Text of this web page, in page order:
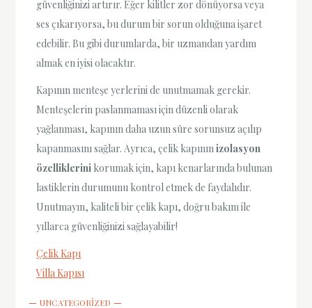
güvenliğinizi artırır. Eğer kilitler zor dönüyorsa veya
ses çıkarıyorsa, bu durum bir sorun olduğuna işaret
edebilir. Bu gibi durumlarda, bir uzmandan yardım
almak en iyisi olacaktır.
Kapının menteşe yerlerini de unutmamak gerekir.
Menteşelerin paslanmaması için düzenli olarak
yağlanması, kapının daha uzun süre sorunsuz açılıp
kapanmasını sağlar. Ayrıca, çelik kapınınizolasyon
özelliklerini korumak için, kapı kenarlarında bulunan
lastiklerin durumunu kontrol etmek de faydalıdır.
Unutmayın, kaliteli bir çelik kapı, doğru bakım ile
yıllarca güvenliğinizi sağlayabilir!
Çelik Kapı
Villa Kapısı
UNCATEGORIZED